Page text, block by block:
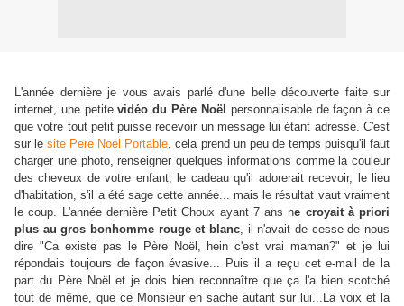
L'année dernière je vous avais parlé d'une belle découverte faite sur
internet, une petitevidéo du Père Noël personnalisable de façon à ce
que votre tout petit puisse recevoir un message lui étant adressé. C'est
sur lesite Pere Noël Portable, cela prend un peu de temps puisqu'il faut
charger une photo, renseigner quelques informations comme la couleur
des cheveux de votre enfant, le cadeau qu'il adorerait recevoir, le lieu
d'habitation, s'il a été sage cette année... mais le résultat vaut vraiment
le coup. L'année dernière Petit Choux ayant 7 ans ne croyait à priori
plus au gros bonhomme rouge et blanc, il n'avait de cesse de nous
dire "Ca existe pas le Père Noël, hein c'est vrai maman?" et je lui
répondais toujours de façon évasive... Puis il a reçu cet e-mail de la
part du Père Noël et je dois bien reconnaître que ça l'a bien scotché
tout de même, que ce Monsieur en sache autant sur lui...La voix et la